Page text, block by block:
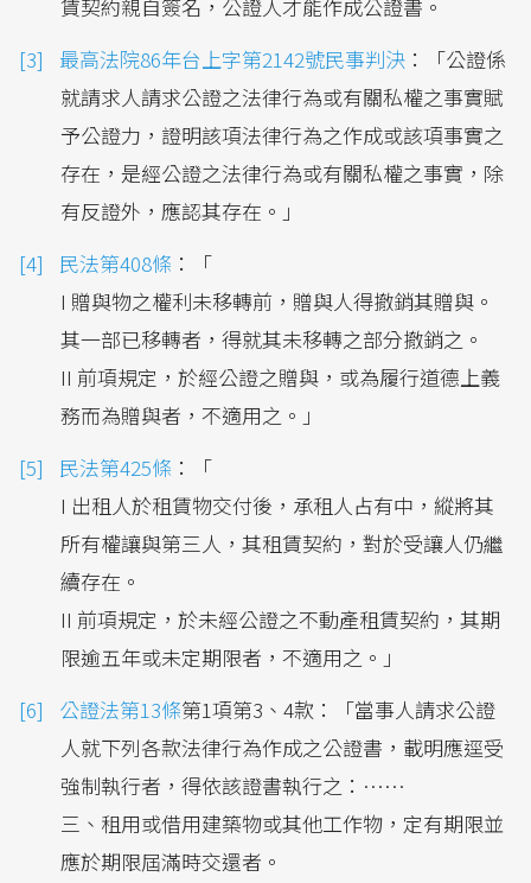
賃契約親自簽名，公證人才能作成公證書。
最高法院86年台上字第2142號民事判決 ：「公證係
就請求人請求公證之法律行為或有關私權之事實賦
予公證力，證明該項法律行為之作成或該項事實之
存在，是經公證之法律行為或有關私權之事實，除
有反證外，應認其存在。」
民法第408條 ：「
I 贈與物之權利未移轉前，贈與人得撤銷其贈與。
其一部已移轉者，得就其未移轉之部分撤銷之。
II 前項規定，於經公證之贈與，或為履行道德上義
務而為贈與者，不適用之。」
民法第425條 ：「
I 出租人於租賃物交付後，承租人占有中，縱將其
所有權讓與第三人，其租賃契約，對於受讓人仍繼
續存在。
II 前項規定，於未經公證之不動產租賃契約，其期
限逾五年或未定期限者，不適用之。」
公證法第13條第1項第3、4款：「當事人請求公證
人就下列各款法律行為作成之公證書，載明應逕受
強制執行者，得依該證書執行之：……
三、租用或借用建築物或其他工作物，定有期限並
應於期限屆滿時交還者。